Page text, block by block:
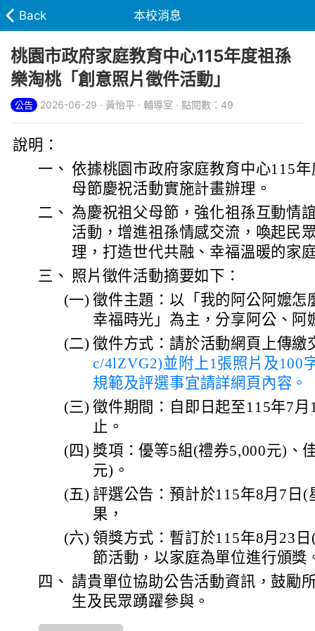
Back 本校消息
桃園市政府家庭教育中心115年度祖孫
樂淘桃「創意照片徵件活動」
公告 2026-06-29 · 黃怡平 · 輔導室 · 點閱數：49
說明：
一、 依據桃園市政府家庭教育中心115
母節慶祝活動實施計畫辦理。
二、 為慶祝祖父母節，強化祖孫互動情
活動，增進祖孫情感交流，喚起民
理，打造世代共融、幸福溫暖的家
三、 照片徵件活動摘要如下：
(一) 徵件主題：以「我的阿公阿嬤怎
幸福時光」為主，分享阿公、阿
(二) 徵件方式：請於活動網頁上傳繳
c/4lZVG2)並附上1張照片及100
規範及評選事宜請詳網頁內容。
(三) 徵件期間：自即日起至115年7
止。
(四) 獎項：優等5組(禮券5,000元)、
元)。
(五) 評選公告：預計於115年8月7日
果，
(六) 領獎方式：暫訂於115年8月23
節活動，以家庭為單位進行頒獎
四、 請貴單位協助公告活動資訊，鼓勵
生及民眾踴躍參與。